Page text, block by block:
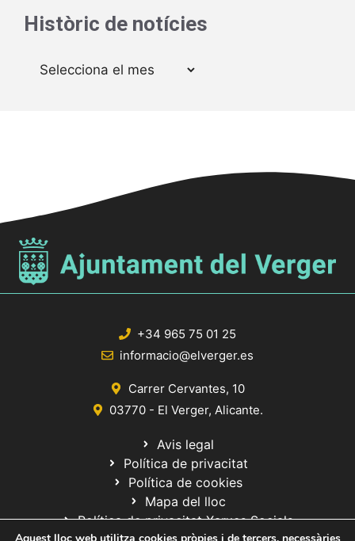
Històric de notícies
Arxius
+34 965 75 01 25
informacio@elverger.es
Carrer Cervantes, 10
03770 - El Verger, Alicante.
Avis legal
Política de privacitat
Política de cookies
Mapa del lloc
Política de privacitat Xarxes Socials